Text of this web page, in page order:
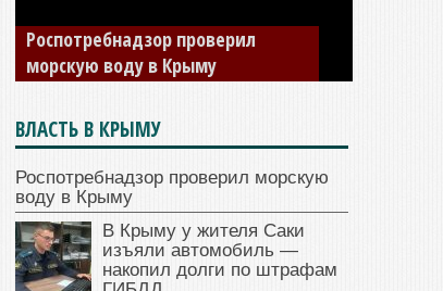
Роспотребнадзор проверил
морскую воду в Крыму
ВЛАСТЬ В КРЫМУ
Роспотребнадзор проверил морскую
воду в Крыму
В Крыму у жителя Саки
изъяли автомобиль —
накопил долги по штрафам